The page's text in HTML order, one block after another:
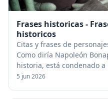
Frases historicas -
historicos
Citas y frases de
Como diría Napoleón
historia, está condenado
forma de conocer
5 jun 2026